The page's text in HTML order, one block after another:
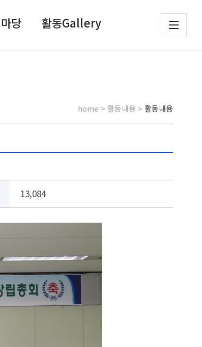
당 활동Gallery
home > 활동내용 > 활동내용
13,084